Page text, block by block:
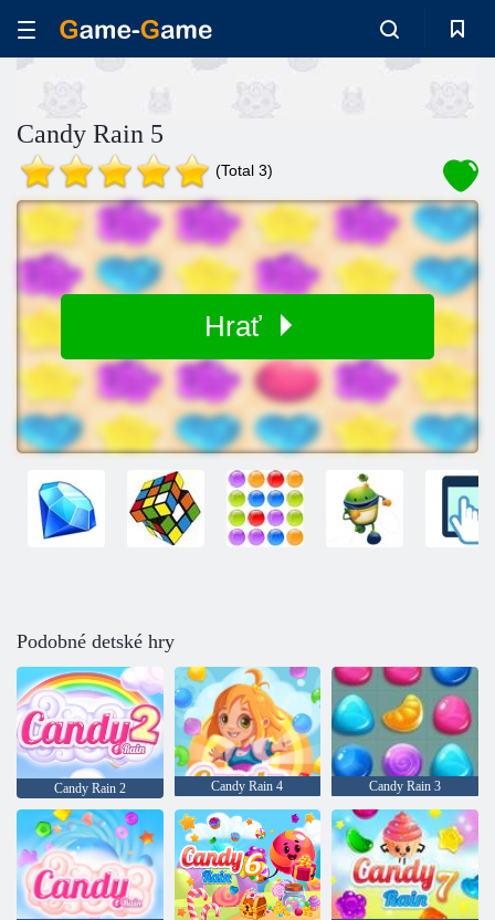
Candy Rain 5
(Total 3)
Hrať
Podobné detské hry
Candy Rain 2 Candy Rain 4 Candy Rain 3